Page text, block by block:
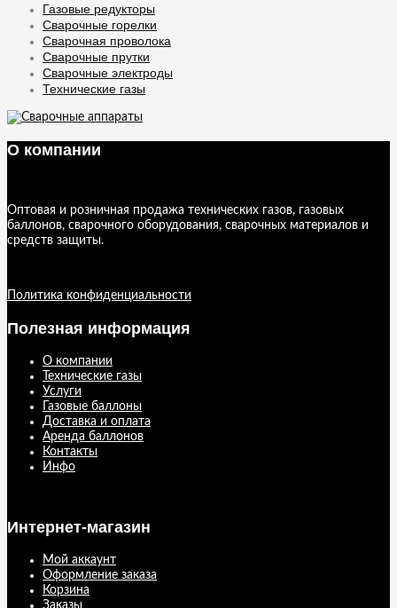
на
странице
товара.
Газовые редукторы
Сварочные горелки
Сварочная проволока
Сварочные прутки
Сварочные электроды
Технические газы
О компании
Оптовая и розничная продажа технических газов, газовых
баллонов, сварочного оборудования, сварочных материалов и
средств защиты.
Политика конфиденциальности
Полезная информация
О компании
Технические газы
Услуги
Газовые баллоны
Доставка и оплата
Аренда баллонов
Контакты
Инфо
Интернет-магазин
Мой аккаунт
Оформление заказа
Корзина
Заказы